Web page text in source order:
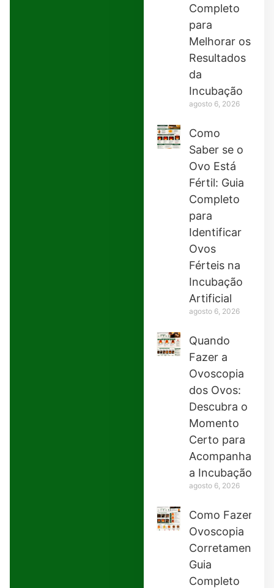
Completo
para
Melhorar os
Resultados
da
Incubação
agosto 6, 2026
Como
Saber se o
Ovo Está
Fértil: Guia
Completo
para
Identificar
Ovos
Férteis na
Incubação
Artificial
agosto 6, 2026
Quando
Fazer a
Ovoscopia
dos Ovos:
Descubra o
Momento
Certo para
Acompanhar
a Incubação
agosto 6, 2026
Como Fazer
Ovoscopia
Corretamente:
Guia
Completo